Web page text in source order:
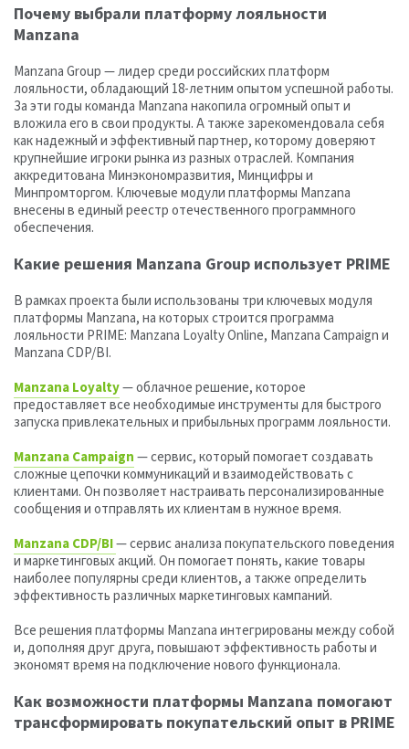
Почему выбрали платформу лояльности
Manzana
Manzana Group — лидер среди российских платформ
лояльности, обладающий 18-летним опытом успешной работы.
За эти годы команда Manzana накопила огромный опыт и
вложила его в свои продукты. А также зарекомендовала себя
как надежный и эффективный партнер, которому доверяют
крупнейшие игроки рынка из разных отраслей. Компания
аккредитована Минэкономразвития, Минцифры и
Минпромторгом. Ключевые модули платформы Manzana
внесены в единый реестр отечественного программного
обеспечения.
Какие решения Manzana Group использует PRIME
В рамках проекта были использованы три ключевых модуля
платформы Manzana, на которых строится программа
лояльности PRIME: Manzana Loyalty Online, Manzana Campaign и
Manzana CDP/BI.
Manzana Loyalty— облачное решение, которое
предоставляет все необходимые инструменты для быстрого
запуска привлекательных и прибыльных программ лояльности.
Manzana Campaign— сервис, который помогает создавать
сложные цепочки коммуникаций и взаимодействовать с
клиентами. Он позволяет настраивать персонализированные
сообщения и отправлять их клиентам в нужное время.
Manzana CDP/BI— сервис анализа покупательского поведения
и маркетинговых акций. Он помогает понять, какие товары
наиболее популярны среди клиентов, а также определить
эффективность различных маркетинговых кампаний.
Все решения платформы Manzana интегрированы между собой
и, дополняя друг друга, повышают эффективность работы и
экономят время на подключение нового функционала.
Как возможности платформы Manzana помогают
трансформировать покупательский опыт в PRIME